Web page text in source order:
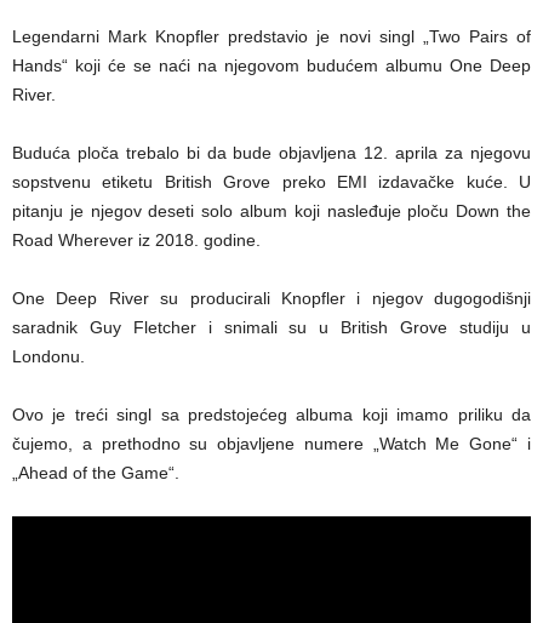
Legendarni Mark Knopfler predstavio je novi singl „Two Pairs of
Hands“ koji će se naći na njegovom budućem albumu One Deep
River.
Buduća ploča trebalo bi da bude objavljena 12. aprila za njegovu
sopstvenu etiketu British Grove preko EMI izdavačke kuće. U
pitanju je njegov deseti solo album koji nasleđuje ploču Down the
Road Wherever iz 2018. godine.
One Deep River su producirali Knopfler i njegov dugogodišnji
saradnik Guy Fletcher i snimali su u British Grove studiju u
Londonu.
Ovo je treći singl sa predstojećeg albuma koji imamo priliku da
čujemo, a prethodno su objavljene numere „Watch Me Gone“ i
„Ahead of the Game“.